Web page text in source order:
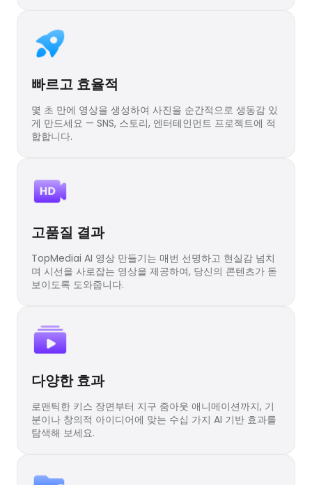
빠르고 효율적
몇 초 만에 영상을 생성하여 사진을 순간적으로 생동감 있
게 만드세요 — SNS, 스토리, 엔터테인먼트 프로젝트에 적
합합니다.
고품질 결과
TopMediai AI 영상 만들기는 매번 선명하고 현실감 넘치
며 시선을 사로잡는 영상을 제공하여, 당신의 콘텐츠가 돋
보이도록 도와줍니다.
다양한 효과
로맨틱한 키스 장면부터 지구 줌아웃 애니메이션까지, 기
분이나 창의적 아이디어에 맞는 수십 가지 AI 기반 효과를
탐색해 보세요.